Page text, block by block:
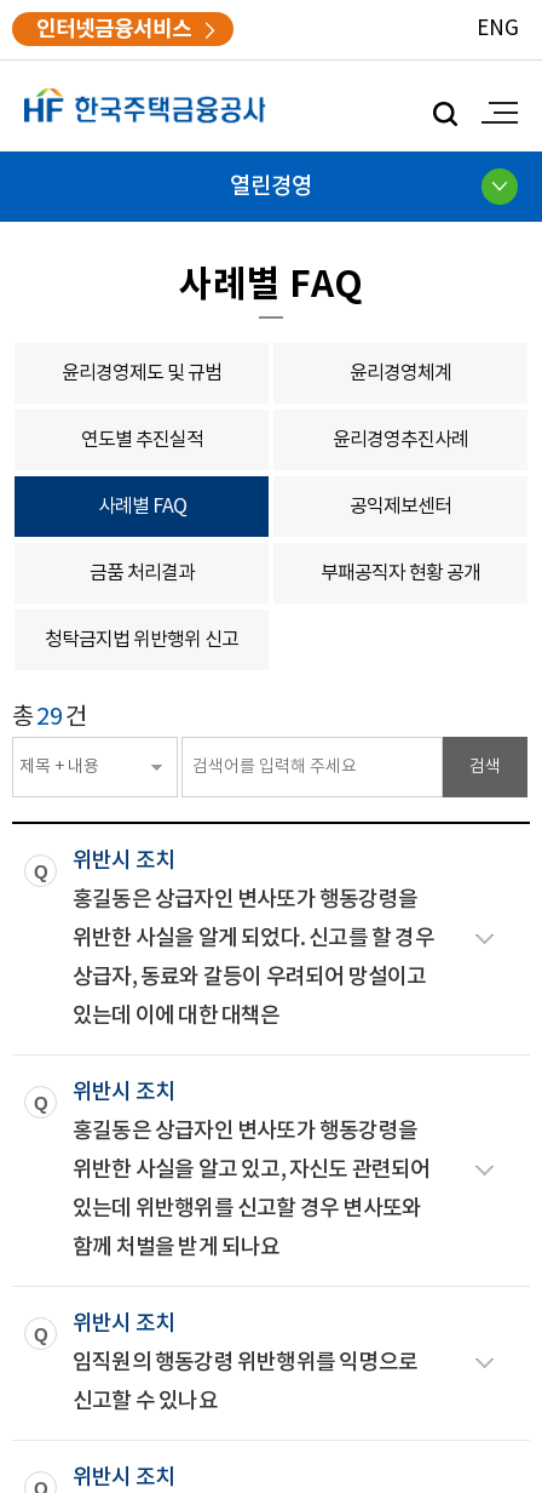
인터넷금융서비스 ENG
열린경영
사례별 FAQ
윤리경영제도 및 규범 윤리경영체계
연도별 추진실적 윤리경영추진사례
사례별 FAQ 공익제보센터
금품 처리결과 부패공직자 현황 공개
청탁금지법 위반행위 신고
게시글
검색
총29건
검색분류선택
검색
위반시 조치
홍길동은 상급자인 변사또가 행동강령을
위반한 사실을 알게 되었다. 신고를 할 경우
상급자, 동료와 갈등이 우려되어 망설이고
있는데 이에 대한 대책은
위반시 조치
홍길동은 상급자인 변사또가 행동강령을
위반한 사실을 알고 있고, 자신도 관련되어
있는데 위반행위를 신고할 경우 변사또와
함께 처벌을 받게 되나요
위반시 조치
임직원의 행동강령 위반행위를 익명으로
신고할 수 있나요
위반시 조치